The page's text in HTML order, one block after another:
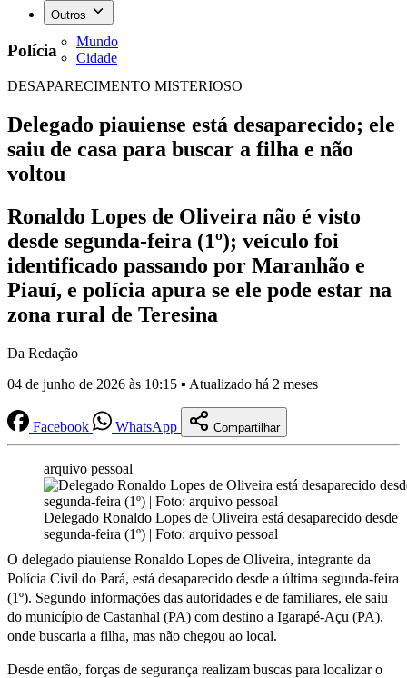
Outros
Mundo
Cidade
Polícia
DESAPARECIMENTO MISTERIOSO
Delegado piauiense está desaparecido; ele
saiu de casa para buscar a filha e não
voltou
Ronaldo Lopes de Oliveira não é visto
desde segunda-feira (1º); veículo foi
identificado passando por Maranhão e
Piauí, e polícia apura se ele pode estar na
zona rural de Teresina
Da Redação
04 de junho de 2026 às 10:15 ▪ Atualizado há 2 meses
Facebook WhatsApp Compartilhar
arquivo pessoal
Delegado Ronaldo Lopes de Oliveira está desaparecido desde
segunda-feira (1º) | Foto: arquivo pessoal
O delegado piauiense Ronaldo Lopes de Oliveira, integrante da
Polícia Civil do Pará, está desaparecido desde a última segunda-feira
(1º). Segundo informações das autoridades e de familiares, ele saiu
do município de Castanhal (PA) com destino a Igarapé-Açu (PA),
onde buscaria a filha, mas não chegou ao local.
Desde então, forças de segurança realizam buscas para localizar o